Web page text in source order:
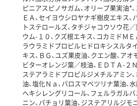
ピニアスピノサガム、オリーブ果実油*
ＥＡ、セイヨウシロヤナギ樹皮エキス、
トステロールズ、タチジャコウソウ花
ウム-１０、クズ根エキス、コカミドＭＥ
ラウラミドプロピルヒドロキシスルタ
キス、ＢＧ、ユズ果皮油、クエン酸、アオ
ビターオレンジ葉／枝油、ＥＤＴＡ-２
ステアラミドプロピルジメチルアミン
油、塩化Ｎａ、バロスマベツリナ葉油、
ヘキシレングリコール、フェルラガル
ニン、パチョリ葉油、ジステアリルジモ